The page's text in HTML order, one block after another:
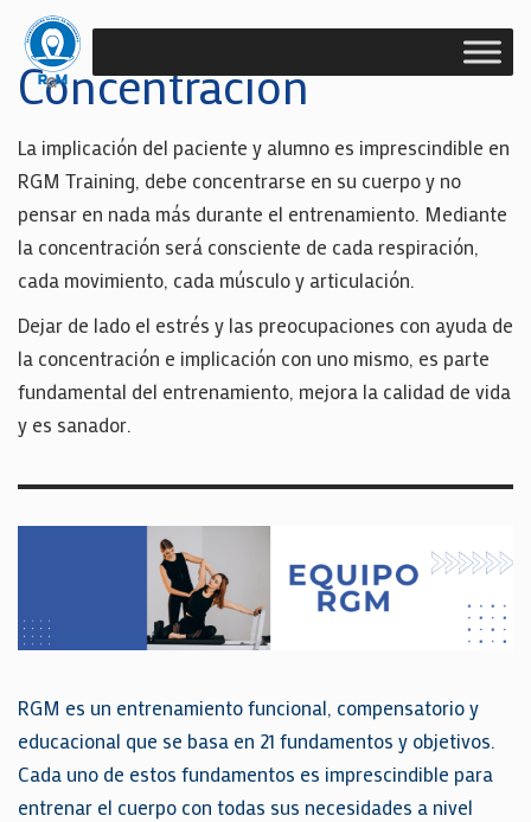
Concentración
La implicación del paciente y alumno es imprescindible en
RGM Training, debe concentrarse en su cuerpo y no
pensar en nada más durante el entrenamiento. Mediante
la concentración será consciente de cada respiración,
cada movimiento, cada músculo y articulación.
Dejar de lado el estrés y las preocupaciones con ayuda de
la concentración e implicación con uno mismo, es parte
fundamental del entrenamiento, mejora la calidad de vida
y es sanador.
RGM es un entrenamiento funcional, compensatorio y
educacional que se basa en 21 fundamentos y objetivos.
Cada uno de estos fundamentos es imprescindible para
entrenar el cuerpo con todas sus necesidades a nivel